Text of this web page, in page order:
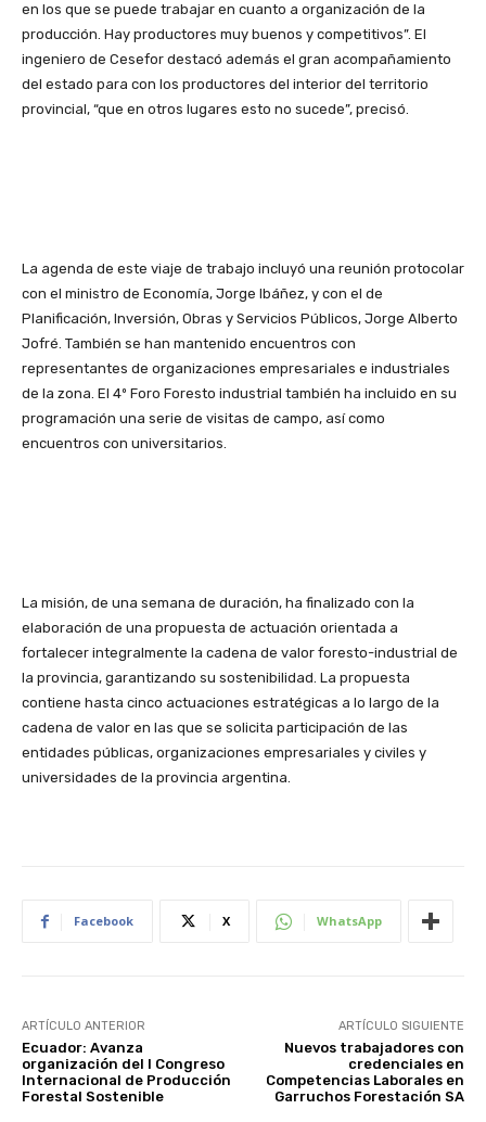
en los que se puede trabajar en cuanto a organización de la
producción. Hay productores muy buenos y competitivos”. El
ingeniero de Cesefor destacó además el gran acompañamiento
del estado para con los productores del interior del territorio
provincial, “que en otros lugares esto no sucede”, precisó.
La agenda de este viaje de trabajo incluyó una reunión protocolar
con el ministro de Economía, Jorge Ibáñez, y con el de
Planificación, Inversión, Obras y Servicios Públicos, Jorge Alberto
Jofré. También se han mantenido encuentros con
representantes de organizaciones empresariales e industriales
de la zona. El 4º Foro Foresto industrial también ha incluido en su
programación una serie de visitas de campo, así como
encuentros con universitarios.
La misión, de una semana de duración, ha finalizado con la
elaboración de una propuesta de actuación orientada a
fortalecer integralmente la cadena de valor foresto-industrial de
la provincia, garantizando su sostenibilidad. La propuesta
contiene hasta cinco actuaciones estratégicas a lo largo de la
cadena de valor en las que se solicita participación de las
entidades públicas, organizaciones empresariales y civiles y
universidades de la provincia argentina.
Facebook X WhatsApp
ARTÍCULO ANTERIOR
Ecuador: Avanza
organización del I Congreso
Internacional de Producción
Forestal Sostenible
ARTÍCULO SIGUIENTE
Nuevos trabajadores con
credenciales en
Competencias Laborales en
Garruchos Forestación SA